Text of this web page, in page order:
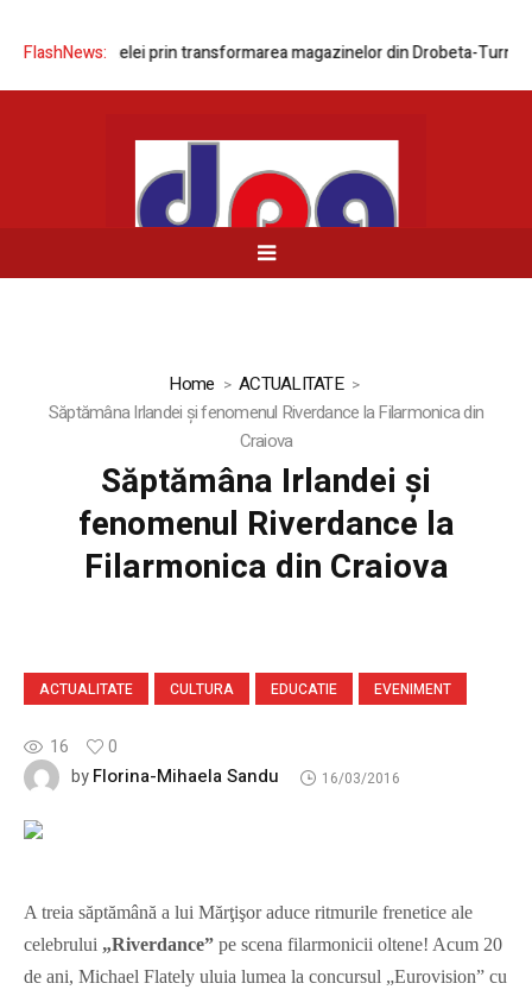
FlashNews:rețelei prin transformarea magazinelor din Drobeta-Turnu
Home
ACTUALITATE
Săptămâna Irlandei şi fenomenul Riverdance la Filarmonica din
Craiova
Săptămâna Irlandei şi
fenomenul Riverdance la
Filarmonica din Craiova
ACTUALITATE CULTURA EDUCATIE EVENIMENT
16
0
byFlorina-Mihaela Sandu 16/03/2016
A treia săptămână a lui Mărţişor aduce ritmurile frenetice ale
celebrului „Riverdance” pe scena filarmonicii oltene! Acum 20
de ani, Michael Flately uluia lumea la concursul „Eurovision” cu